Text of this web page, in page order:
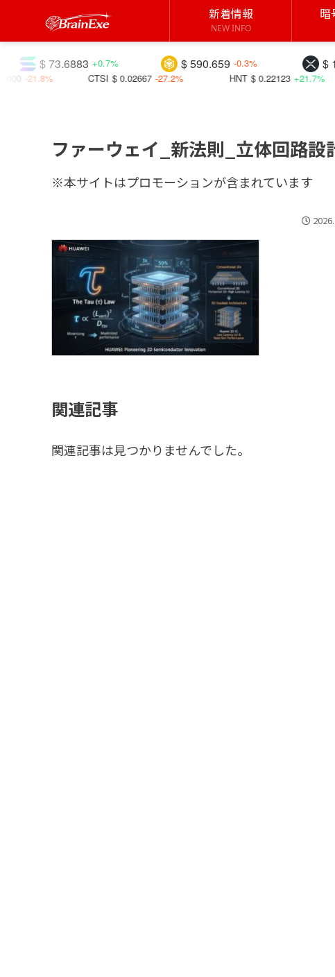
新着情報
NEW INFO
暗
$ 1.02603
$ 590.659 -0.3%
73.6883 +0.7%
KOM
HNT $ 0.22123 +21.7%
CTSI $ 0.02667 -27.2%
ファーウェイ_新法則_立体回路
※本サイトはプロモーションが含まれています
関連記事
関連記事は見つかりませんでした。